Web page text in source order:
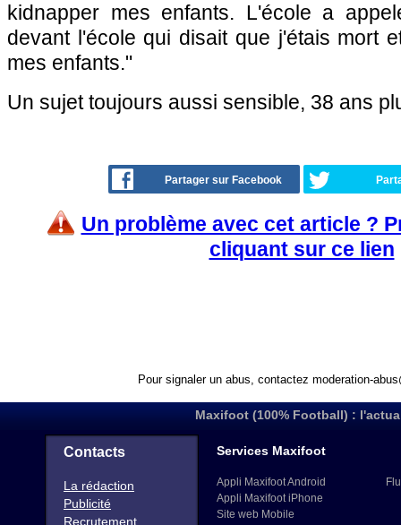
kidnapper mes enfants. L'école a
devant l'école qui disait que j'étais mort
mes enfants."
Un sujet toujours aussi sensible, 38 ans
Partager sur Facebook
Un problème avec cet article ?
cliquant sur ce lien
Pour signaler un abus, contactez moderation-
Maxifoot (100% Football) :
Contacts
La rédaction
Publicité
Recrutement
Services Maxifoot
Appli Maxifoot Android
Appli Maxifoot iPhone
Site web Mobile